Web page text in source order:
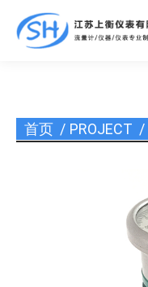
您在这里：
首页 PROJECT